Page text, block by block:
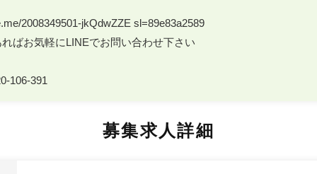
2008349501-jkQdwZZE sl=89e83a2589
ばお気軽にLINEでお問い合わせ下さい
106-391
募集求人詳細